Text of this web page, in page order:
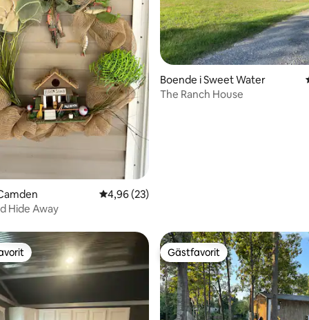
betyg, 34 omdömen
4,96 av 5 i genomsnittligt betyg, 23
4,96 (23)
Hide Away
Boende i Sweet Water
The Ranch House
Gästfavorit
Gästfavorit